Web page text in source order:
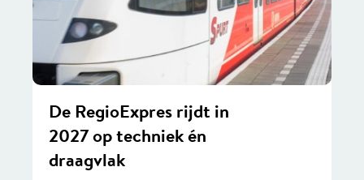
De RegioExpres rijdt in
2027 op techniek én
draagvlak